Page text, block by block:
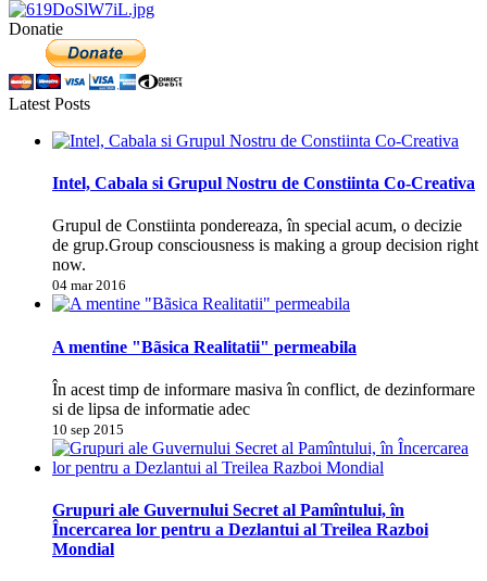
Donatie
Latest Posts
Intel, Cabala si Grupul Nostru de Constiinta Co-Creativa
Grupul de Constiinta pondereaza, în special acum, o decizie
de grup.Group consciousness is making a group decision right
now.
04 mar 2016
A mentine "Bãsica Realitatii" permeabila
În acest timp de informare masiva în conflict, de dezinformare
si de lipsa de informatie adec
10 sep 2015
Grupuri ale Guvernului Secret al Pamîntului, în
Încercarea lor pentru a Dezlantui al Treilea Razboi
Mondial